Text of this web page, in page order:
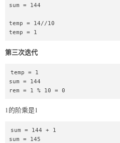
sum = 144
temp = 14//10
temp = 1
第三次迭代
temp = 1
sum = 144
rem = 1 % 10 = 0
1的阶乘是1
sum = 144 + 1
sum = 145